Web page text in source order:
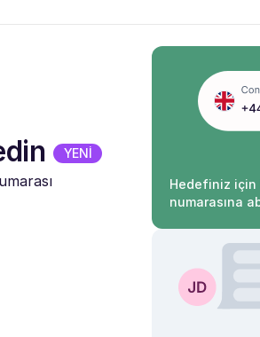
YENİ
Hedefiniz
numarasına